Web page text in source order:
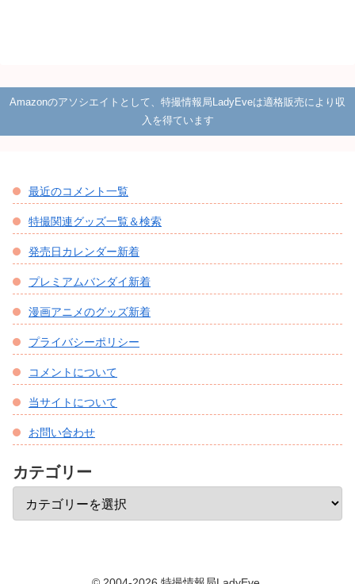
Amazonのアソシエイトとして、特撮情報局LadyEveは適格販売により収
入を得ています
最近のコメント一覧
特撮関連グッズ一覧＆検索
発売日カレンダー新着
プレミアムバンダイ新着
漫画アニメのグッズ新着
プライバシーポリシー
コメントについて
当サイトについて
お問い合わせ
カテゴリー